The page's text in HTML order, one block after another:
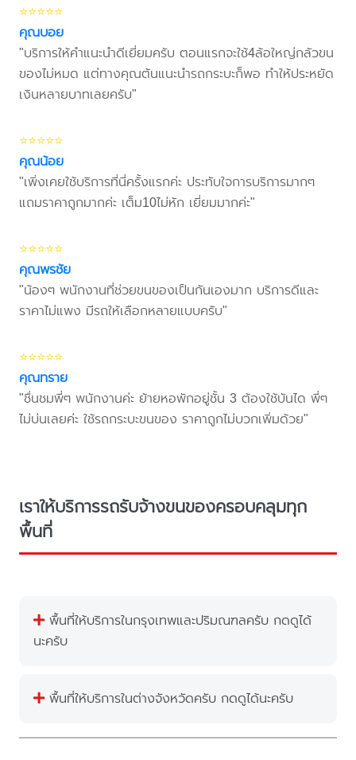
⭐⭐⭐⭐⭐
คุณบอย
"บริการให้คำแนะนำดีเยี่ยมครับ ตอนแรกจะใช้4ล้อใหญ่กลัวขน
ของไม่หมด แต่ทางคุณต้นแนะนำรถกระบะก็พอ ทำให้ประหยัด
เงินหลายบาทเลยครับ"
⭐⭐⭐⭐⭐
คุณน้อย
"เพิ่งเคยใช้บริการที่นี่ครั้งแรกค่ะ ประทับใจการบริการมากๆ
แถมราคาถูกมากค่ะ เต็ม10ไม่หัก เยี่ยมมากค่ะ"
⭐⭐⭐⭐⭐
คุณพรชัย
"น้องๆ พนักงานที่ช่วยขนของเป็นกันเองมาก บริการดีและ
ราคาไม่แพง มีรถให้เลือกหลายแบบครับ"
⭐⭐⭐⭐⭐
คุณทราย
"ชื่นชมพี่ๆ พนักงานค่ะ ย้ายหอพักอยู่ชั้น 3 ต้องใช้บันได พี่ๆ
ไม่บ่นเลยค่ะ ใช้รถกระบะขนของ ราคาถูกไม่บวกเพิ่มด้วย"
เราให้บริการรถรับจ้างขนของครอบคลุมทุก
พื้นที่
พื้นที่ให้บริการในกรุงเทพและปริมณฑลครับ กดดูได้
นะครับ
พื้นที่ให้บริการในต่างจังหวัดครับ กดดูได้นะครับ